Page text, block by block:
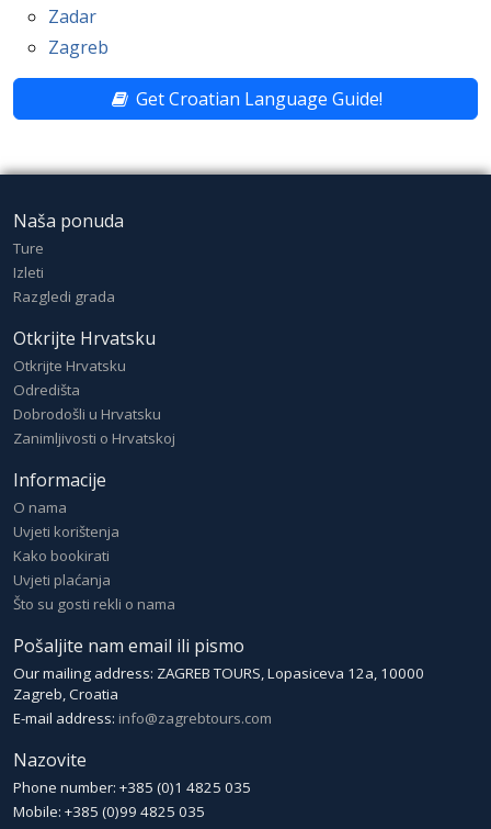
Zadar
Zagreb
Get Croatian Language Guide!
Naša ponuda
Ture
Izleti
Razgledi grada
Otkrijte Hrvatsku
Otkrijte Hrvatsku
Odredišta
Dobrodošli u Hrvatsku
Zanimljivosti o Hrvatskoj
Informacije
O nama
Uvjeti korištenja
Kako bookirati
Uvjeti plaćanja
Što su gosti rekli o nama
Pošaljite nam email ili pismo
Our mailing address: ZAGREB TOURS, Lopasiceva 12a, 10000
Zagreb, Croatia
E-mail address: info@zagrebtours.com
Nazovite
Phone number: +385 (0)1 4825 035
Mobile: +385 (0)99 4825 035